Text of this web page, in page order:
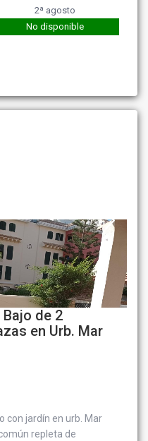
2ª agosto
No disponible
de 2
en Urb. Mar
con jardín en urb. Mar
repleta de